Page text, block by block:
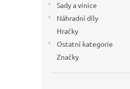
Sady a vinice
Náhradní díly
Hračky
Ostatní kategorie
Značky